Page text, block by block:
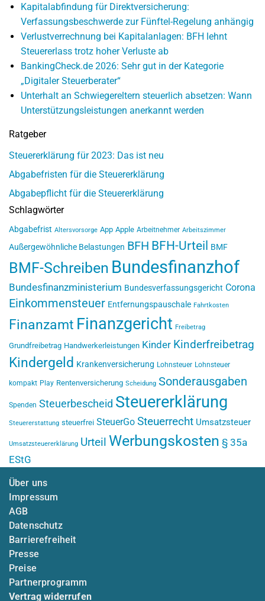
Kapitalabfindung für Direktversicherung:
Verfassungsbeschwerde zur Fünftel-Regelung anhängig
Verlustverrechnung bei Kapitalanlagen: BFH lehnt
Steuererlass trotz hoher Verluste ab
BankingCheck.de 2026: Sehr gut in der Kategorie
„Digitaler Steuerberater“
Unterhalt an Schwiegereltern steuerlich absetzen: Wann
Unterstützungsleistungen anerkannt werden
Ratgeber
Steuererklärung für 2023: Das ist neu
Abgabefristen für die Steuererklärung
Abgabepflicht für die Steuererklärung
Schlagwörter
Abgabefrist Altersvorsorge App Apple Arbeitnehmer Arbeitszimmer
Außergewöhnliche Belastungen BFH BFH-Urteil BMF
BMF-Schreiben Bundesfinanzhof
Bundesfinanzministerium Bundesverfassungsgericht Corona
Einkommensteuer Entfernungspauschale Fahrtkosten
Finanzamt Finanzgericht Freibetrag
Grundfreibetrag Handwerkerleistungen Kinder Kinderfreibetrag
Kindergeld Krankenversicherung Lohnsteuer Lohnsteuer
kompakt Play Rentenversicherung Scheidung Sonderausgaben
Spenden Steuerbescheid Steuererklärung
Steuererstattung steuerfrei SteuerGo Steuerrecht Umsatzsteuer
Umsatzsteuererklärung Urteil Werbungskosten § 35a
EStG
Über uns
Impressum
AGB
Datenschutz
Barrierefreiheit
Presse
Preise
Partnerprogramm
Vertrag widerrufen